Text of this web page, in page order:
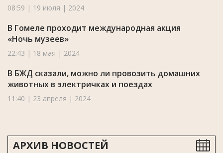
08:59 | 19 июля | 2024
В Гомеле проходит международная акция
«Ночь музеев»
22:43 | 18 мая | 2024
В БЖД сказали, можно ли провозить домашних
животных в электричках и поездах
11:40 | 23 апреля | 2024
АРХИВ НОВОСТЕЙ